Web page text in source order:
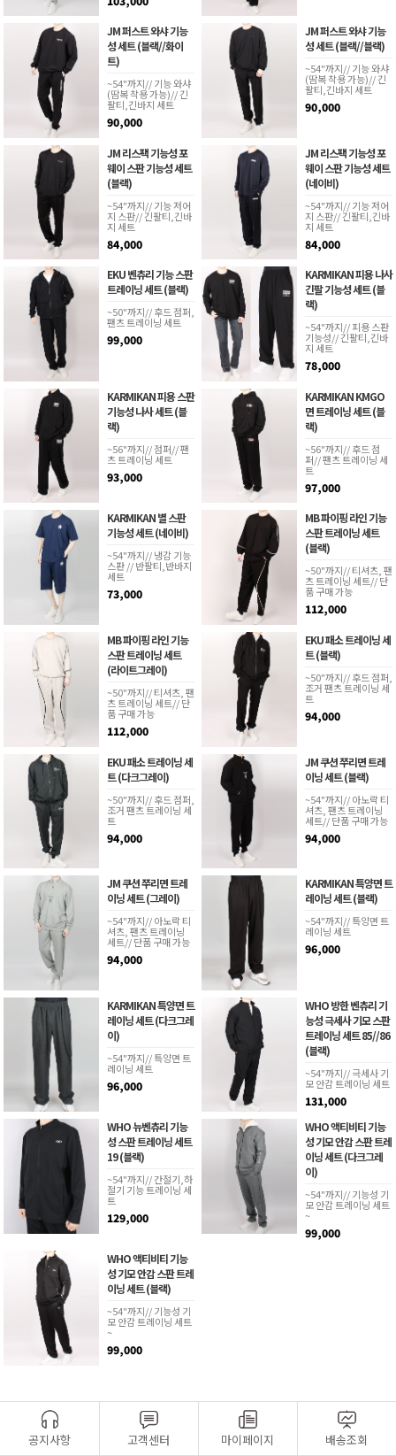
JM 퍼스트 와샤 기능
성 세트 (블랙//화이
트)
~54"까지// 기능 와샤
(땀복 착용 가능)// 긴
팔티,긴바지 세트
90,000
JM 퍼스트 와샤 기능
성 세트 (블랙//블랙)
~54"까지// 기능 와샤
(땀복 착용 가능)// 긴
팔티,긴바지 세트
90,000
JM 리스팩 기능성 포
웨이 스판 기능성 세트
(블랙)
~54"까지// 기능 저어
지 스판// 긴팔티,긴바
지 세트
84,000
JM 리스팩 기능성 포
웨이 스판 기능성 세트
(네이비)
~54"까지// 기능 저어
지 스판// 긴팔티,긴바
지 세트
84,000
EKU 벤츄리 기능 스판
트레이닝 세트 (블랙)
~50"까지// 후드 점퍼,
팬츠 트레이닝 세트
99,000
KARMIKAN 피용 나사
긴팔 기능성 세트 (블
랙)
~54"까지// 피용 스판
기능성// 긴팔티,긴바
지 세트
78,000
KARMIKAN 피용 스판
기능성 나사 세트 (블
랙)
~56"까지// 점퍼// 팬
츠 트레이닝 세트
93,000
KARMIKAN KMGO
면 트레이닝 세트 (블
랙)
~56"까지// 후드 점
퍼// 팬츠 트레이닝 세
트
97,000
KARMIKAN 별 스판
기능성 세트 (네이비)
~54"까지// 냉감 기능
스판 // 반팔티,반바지
세트
73,000
MB 파이핑 라인 기능
스판 트레이닝 세트
(블랙)
~50"까지// 티셔츠, 팬
츠 트레이닝 세트// 단
품 구매 가능
112,000
MB 파이핑 라인 기능
스판 트레이닝 세트
(라이트그레이)
~50"까지// 티셔츠, 팬
츠 트레이닝 세트// 단
품 구매 가능
112,000
EKU 패소 트레이닝 세
트 (블랙)
~50"까지// 후드 점퍼,
조거 팬츠 트레이닝 세
트
94,000
EKU 패소 트레이닝 세
트 (다크그레이)
~50"까지// 후드 점퍼,
조거 팬츠 트레이닝 세
트
94,000
JM 쿠션 쭈리면 트레
이닝 세트 (블랙)
~54"까지// 아노락 티
셔츠, 팬츠 트레이닝
세트// 단품 구매 가능
94,000
JM 쿠션 쭈리면 트레
이닝 세트 (그레이)
~54"까지// 아노락 티
셔츠, 팬츠 트레이닝
세트// 단품 구매 가능
94,000
KARMIKAN 특양면 트
레이닝 세트 (블랙)
~54"까지// 특양면 트
레이닝 세트
96,000
KARMIKAN 특양면 트
레이닝 세트 (다크그레
이)
~54"까지// 특양면 트
레이닝 세트
96,000
WHO 방한 벤츄리 기
능성 극세사 기모 스판
트레이닝 세트 85//86
(블랙)
~54"까지// 극세사 기
모 안감 트레이닝 세트
131,000
WHO 뉴벤츄리 기능
성 스판 트레이닝 세트
19 (블랙)
~54"까지// 간절기,하
절기 기능 트레이닝 세
트
129,000
WHO 액티비티 기능
성 기모 안감 스판 트레
이닝 세트 (다크그레
이)
~54"까지// 기능성 기
모 안감 트레이닝 세트
~
99,000
WHO 액티비티 기능
성 기모 안감 스판 트레
이닝 세트 (블랙)
~54"까지// 기능성 기
모 안감 트레이닝 세트
~
99,000
공지사항 고객센터 마이페이지 배송조회